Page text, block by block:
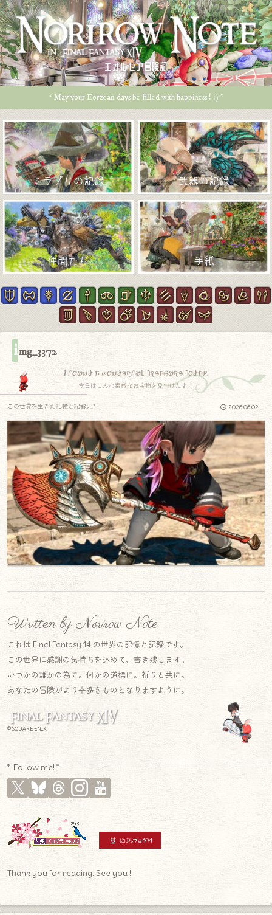
エオルゼア冒険記
* May your Eorzean days be filled with happiness ! :) *
ミラプリの記録 武器の記録
仲間たち 手紙
img_3372
I found a wonderful treasure today.
今日はこんな素敵なお宝物を見つけたよ！
2026.06.02
この世界を生きた記憶と記録.｡.:*
Written by Norirow Note
これは Final Fantasy 14 の世界の記憶と記録です。
この世界に感謝の気持ちを込めて、書き残します。
いつかの誰かの為に。何かの道標に。祈りと共に。
あなたの冒険がより幸多きものとなりますように。
© SQUARE ENIX
* Follow me! *
Thank you for reading. See you !